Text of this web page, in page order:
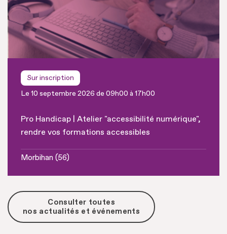
Sur inscription
Le 10 septembre 2026 de 09h00 à 17h00
Pro Handicap | Atelier "accessibilité numérique",
rendre vos formations accessibles
Morbihan (56)
Consulter toutes
nos actualités et événements